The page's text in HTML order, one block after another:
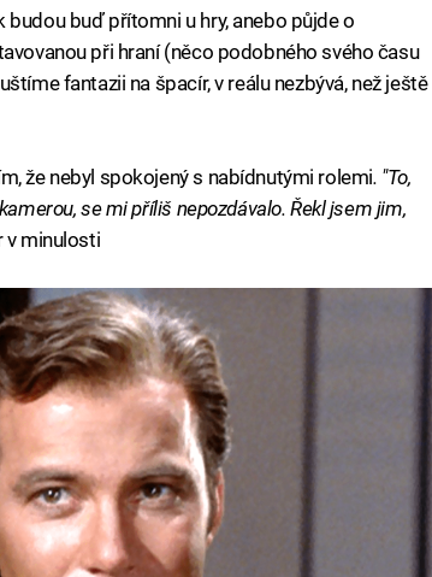
buď přítomni u hry, anebo půjde o
při hraní (něco podobného svého času
fantazii na špacír, v reálu nezbývá, než ještě
že nebyl spokojený s nabídnutými rolemi. "To,
se mi příliš nepozdávalo. Řekl jsem jim,
v minulosti